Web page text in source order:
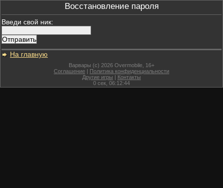
Восстановление пароля
Введи свой ник:
На главную
Варвары (c) 2026 Overmobile, 16+
Соглашение | Политика конфиденциальности
Другие игры | Контакты
0 сек, 06:12:44